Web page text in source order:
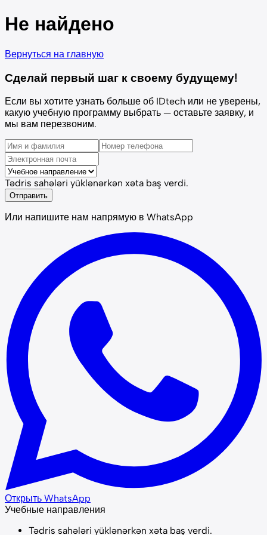
Не найдено
Вернуться на главную
Сделай первый шаг к своему будущему!
Если вы хотите узнать больше об IDtech или не уверены,
какую учебную программу выбрать — оставьте заявку, и
мы вам перезвоним.
Tədris sahələri yüklənərkən xəta baş verdi.
Отправить
Или напишите нам напрямую в WhatsApp
Открыть WhatsApp
Учебные направления
Tədris sahələri yüklənərkən xəta baş verdi.